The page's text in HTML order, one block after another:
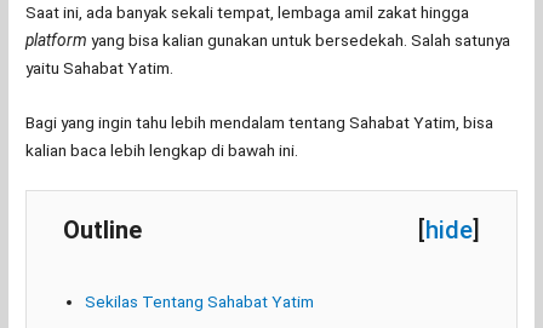
Saat ini, ada banyak sekali tempat, lembaga amil zakat hingga
platform yang bisa kalian gunakan untuk bersedekah. Salah satunya
yaitu Sahabat Yatim.
Bagi yang ingin tahu lebih mendalam tentang Sahabat Yatim, bisa
kalian baca lebih lengkap di bawah ini.
Outline hide]
Sekilas Tentang Sahabat Yatim